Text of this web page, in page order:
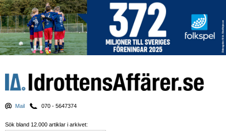
Mail 070 - 5647374
Sök bland 12.000 artiklar i arkivet: